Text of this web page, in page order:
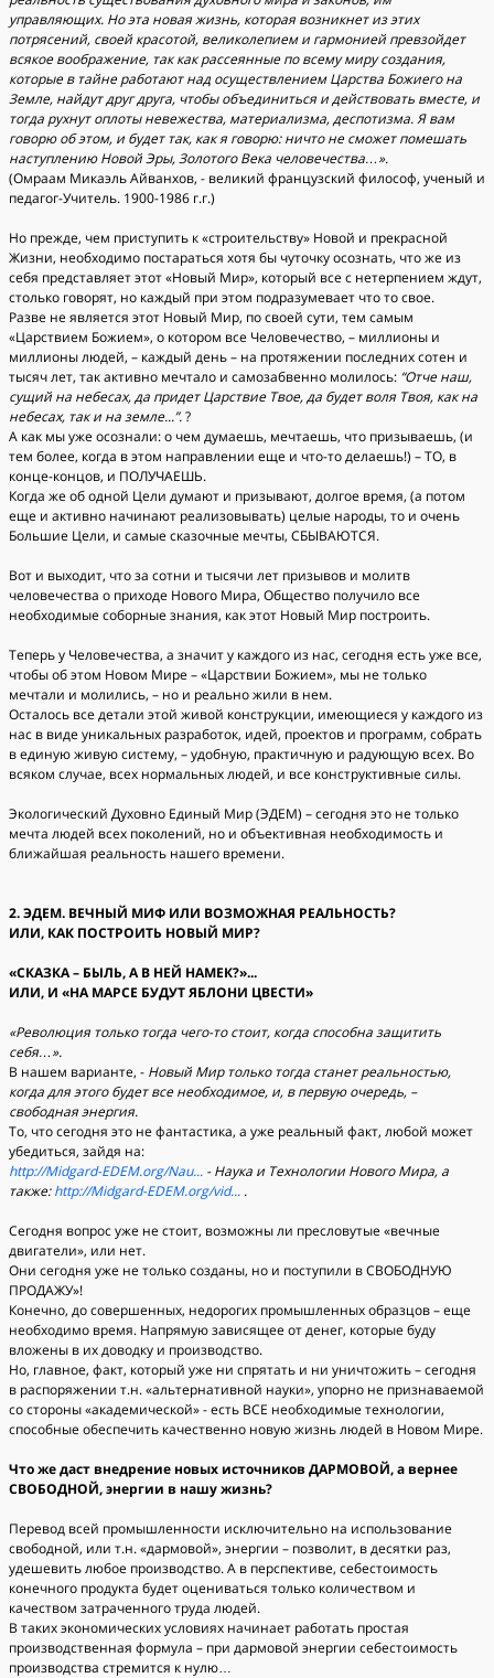
управляющих. Но эта новая жизнь, которая возникнет из этих
потрясений, своей красотой, великолепием и гармонией превзойдет
всякое воображение, так как рассеянные по всему миру создания,
которые в тайне работают над осуществлением Царства Божиего на
Земле, найдут друг друга, чтобы объединиться и действовать вместе, и
тогда рухнут оплоты невежества, материализма, деспотизма. Я вам
говорю об этом, и будет так, как я говорю: ничто не сможет помешать
наступлению Новой Эры, Золотого Века человечества…».
(Омраам Микаэль Айванхов, - великий французский философ, ученый и
педагог-Учитель. 1900-1986 г.г.)
Но прежде, чем приступить к «строительству» Новой и прекрасной
Жизни, необходимо постараться хотя бы чуточку осознать, что же из
себя представляет этот «Новый Мир», который все с нетерпением ждут,
столько говорят, но каждый при этом подразумевает что то свое.
Разве не является этот Новый Мир, по своей сути, тем самым
«Царствием Божием», о котором все Человечество, – миллионы и
миллионы людей, – каждый день – на протяжении последних сотен и
тысяч лет, так активно мечтало и самозабвенно молилось: “Отче наш,
сущий на небесах, да придет Царствие Твое, да будет воля Твоя, как на
небесах, так и на земле...”.?
А как мы уже осознали: о чем думаешь, мечтаешь, что призываешь, (и
тем более, когда в этом направлении еще и что-то делаешь!) – ТО, в
конце-концов, и ПОЛУЧАЕШЬ.
Когда же об одной Цели думают и призывают, долгое время, (а потом
еще и активно начинают реализовывать) целые народы, то и очень
Большие Цели, и самые сказочные мечты, СБЫВАЮТСЯ.
Вот и выходит, что за сотни и тысячи лет призывов и молитв
человечества о приходе Нового Мира, Общество получило все
необходимые соборные знания, как этот Новый Мир построить.
Теперь у Человечества, а значит у каждого из нас, сегодня есть уже все,
чтобы об этом Новом Мире – «Царствии Божием», мы не только
мечтали и молились, – но и реально жили в нем.
Осталось все детали этой живой конструкции, имеющиеся у каждого из
нас в виде уникальных разработок, идей, проектов и программ, собрать
в единую живую систему, – удобную, практичную и радующую всех. Во
всяком случае, всех нормальных людей, и все конструктивные силы.
Экологический Духовно Единый Мир (ЭДЕМ) – сегодня это не только
мечта людей всех поколений, но и объективная необходимость и
ближайшая реальность нашего времени.
2. ЭДЕМ. ВЕЧНЫЙ МИФ ИЛИ ВОЗМОЖНАЯ РЕАЛЬНОСТЬ?
ИЛИ, КАК ПОСТРОИТЬ НОВЫЙ МИР?
«СКАЗКА – БЫЛЬ, А В НЕЙ НАМЕК?»...
ИЛИ, И «НА МАРСЕ БУДУТ ЯБЛОНИ ЦВЕСТИ»
«Революция только тогда чего-то стоит, когда способна защитить
себя…».
В нашем варианте, - Новый Мир только тогда станет реальностью,
когда для этого будет все необходимое, и, в первую очередь, –
свободная энергия.
То, что сегодня это не фантастика, а уже реальный факт, любой может
убедиться, зайдя на:
http://Midgard-EDEM.org/Nau... - Наука и Технологии Нового Мира, а
также:http://Midgard-EDEM.org/vid... .
Сегодня вопрос уже не стоит, возможны ли пресловутые «вечные
двигатели», или нет.
Они сегодня уже не только созданы, но и поступили в СВОБОДНУЮ
ПРОДАЖУ»!
Конечно, до совершенных, недорогих промышленных образцов – еще
необходимо время. Напрямую зависящее от денег, которые буду
вложены в их доводку и производство.
Но, главное, факт, который уже ни спрятать и ни уничтожить – сегодня
в распоряжении т.н. «альтернативной науки», упорно не признаваемой
со стороны «академической» - есть ВСЕ необходимые технологии,
способные обеспечить качественно новую жизнь людей в Новом Мире.
Что же даст внедрение новых источников ДАРМОВОЙ, а вернее
СВОБОДНОЙ, энергии в нашу жизнь?
Перевод всей промышленности исключительно на использование
свободной, или т.н. «дармовой», энергии – позволит, в десятки раз,
удешевить любое производство. А в перспективе, себестоимость
конечного продукта будет оцениваться только количеством и
качеством затраченного труда людей.
В таких экономических условиях начинает работать простая
производственная формула – при дармовой энергии себестоимость
производства стремится к нулю…